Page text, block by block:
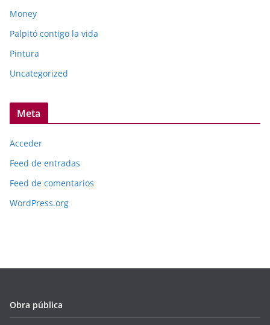
Money
Palpitó contigo la vida
Pintura
Uncategorized
Meta
Acceder
Feed de entradas
Feed de comentarios
WordPress.org
Obra pública